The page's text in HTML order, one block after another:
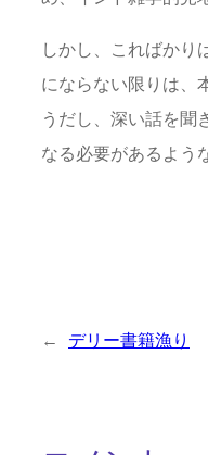
しかし、こればかり
にならない限りは、
うだし、深い話を聞
なる必要があるよう
← デリー書籍漁り